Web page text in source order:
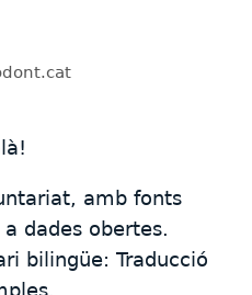
amb fonts
dades obertes.
bilingüe: Traducció